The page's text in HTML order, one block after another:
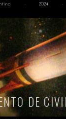
· 2024 ·
DE